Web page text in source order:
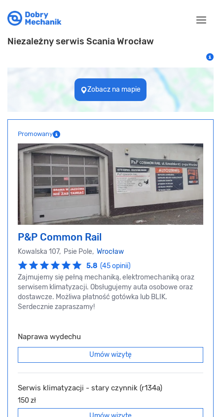
Toggle
Niezależny serwis Scania Wrocław
Zobacz na mapie
Promowany
P&P Common Rail
Kowalska 107, Psie Pole, Wrocław
5.8 (45 opinii)
Zajmujemy się pełną mechaniką, elektromechaniką oraz
serwisem klimatyzacji. Obsługujemy auta osobowe oraz
dostawcze. Możliwa płatność gotówka lub BLIK.
Serdecznie zapraszamy!
Naprawa wydechu
Umów wizytę
Serwis klimatyzacji - stary czynnik (r134a)
150 zł